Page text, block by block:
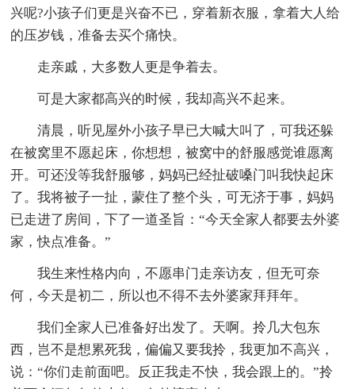
兴呢?小孩子们更是兴奋不已，穿着新衣服，拿着大人给
的压岁钱，准备去买个痛快。
走亲戚，大多数人更是争着去。
可是大家都高兴的时候，我却高兴不起来。
清晨，听见屋外小孩子早已大喊大叫了，可我还躲
在被窝里不愿起床，你想想，被窝中的舒服感觉谁愿离
开。可还没等我舒服够，妈妈已经扯破嗓门叫我快起床
了。我将被子一扯，蒙住了整个头，可无济于事，妈妈
已走进了房间，下了一道圣旨：“今天全家人都要去外婆
家，快点准备。”
我生来性格内向，不愿串门走亲访友，但无可奈
何，今天是初二，所以也不得不去外婆家拜拜年。
我们全家人已准备好出发了。天啊。拎几大包东
西，岂不是想累死我，偏偏又要我拎，我更加不高兴，
说：“你们走前面吧。反正我走不快，我会跟上的。”拎